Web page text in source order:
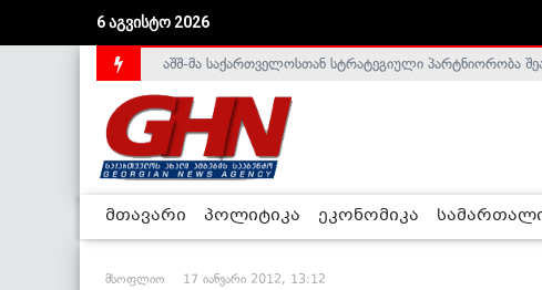
6 აგვისტო 2026
საქართველოს დე-ფაქტო მთავრობა არალეგიტიმურია -
აშშ-მა საქართველოსთან სტრატეგიული პარტნიორობა
მთავარი პოლიტიკა ეკონომიკა
მსოფლიო 17 იანვარი 2012, 13:12